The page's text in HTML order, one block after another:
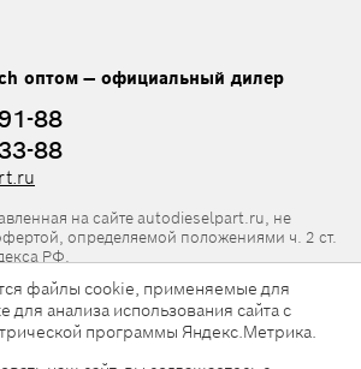
оптом — официальный дилер
88
88
на сайте autodieselpart.ru, не
определяемой положениями ч. 2 ст.
РФ.
сетях
файлы cookie, применяемые для
для анализа использования сайта с
программы Яндекс.Метрика.